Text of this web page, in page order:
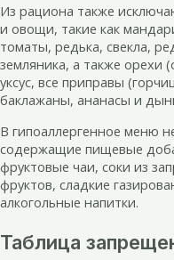
Из рациона также
и овощи, такие как
томаты, редька, свекла,
земляника, а также орехи
уксус, все приправы
баклажаны, ананасы и
В гипоаллергенное меню
содержащие пищевые
фруктовые чаи, соки из
фруктов, сладкие
алкогольные напитки.
Таблица